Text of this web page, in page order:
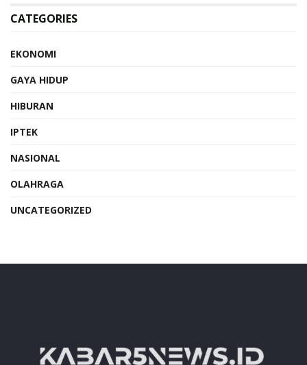
CATEGORIES
EKONOMI
GAYA HIDUP
HIBURAN
IPTEK
NASIONAL
OLAHRAGA
UNCATEGORIZED